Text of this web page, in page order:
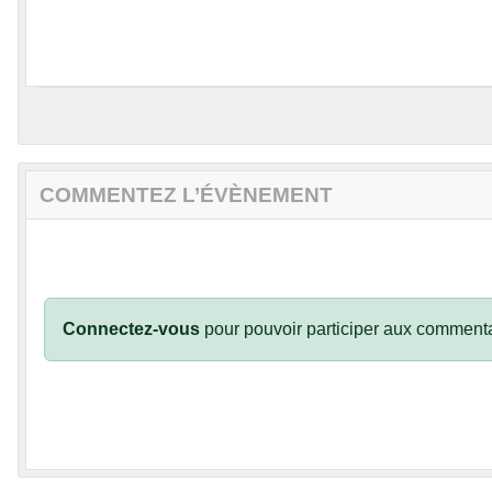
COMMENTEZ L’ÉVÈNEMENT
Connectez-vous pour pouvoir participer aux